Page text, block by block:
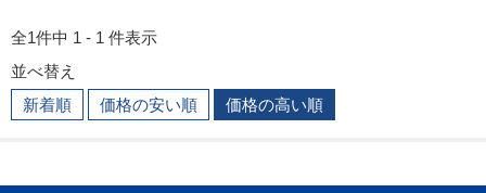
全1件中 1 - 1 件表示
並べ替え
新着順
価格の安い順 価格の高い順